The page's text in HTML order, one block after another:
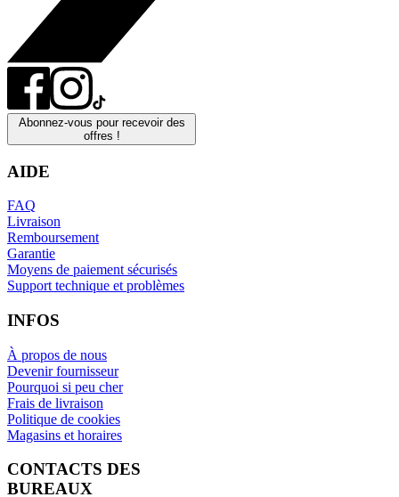
Abonnez-vous pour recevoir des
offres !
AIDE
FAQ
Livraison
Remboursement
Garantie
Moyens de paiement sécurisés
Support technique et problèmes
INFOS
À propos de nous
Devenir fournisseur
Pourquoi si peu cher
Frais de livraison
Politique de cookies
Magasins et horaires
CONTACTS DES
BUREAUX